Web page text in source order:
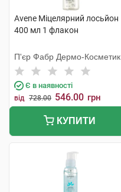
Avene Міцелярний лосьйон
400 мл 1 флакон
П'єр Фабр Дермо-Косметик
Є в наявності
від 728.00 546.00 грн
КУПИТИ